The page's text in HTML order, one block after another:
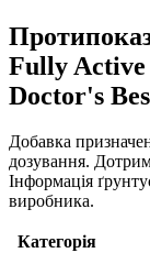
Fully
Doctor's
Добавка
дозування.
Інформація
виробника.
Категорія